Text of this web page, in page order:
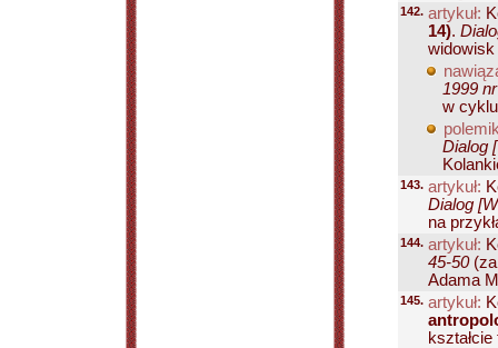
142. artykuł:
14).
widowisk
1999
w
Dialog
143. artykuł:
Dialog
na
144. artykuł:
45-50
Adama
145. artykuł: